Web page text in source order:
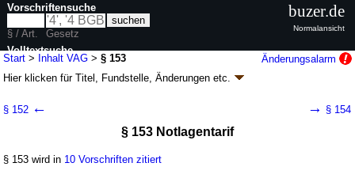
Start > Inhalt VAG >§ 153
Änderungsalarm
Hier klicken fürTitel, Fundstelle, Änderungen etc.
G. v. 25.03.2026 BGBl. 2026 I Nr. 81
Versicherungsaufsichtsrecht
§ 152 ← → § 154
§ 153 Notlagentarif
§ 153 wird in 10 Vorschriften zitiert
Vorschriftensuche
§ / Art.
Gesetz
Volltextsuche
nur in VAG
buzer.de
Normalansicht